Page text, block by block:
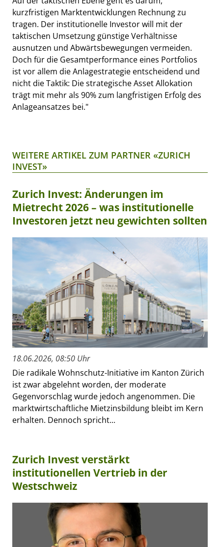
kurzfristigen Marktentwicklungen Rechnung zu
tragen. Der institutionelle Investor will mit der
taktischen Umsetzung günstige Verhältnisse
ausnutzen und Abwärtsbewegungen vermeiden.
Doch für die Gesamtperformance eines Portfolios
ist vor allem die Anlagestrategie entscheidend und
nicht die Taktik: Die strategische Asset Allokation
trägt mit mehr als 90% zum langfristigen Erfolg des
Anlageansatzes bei."
WEITERE ARTIKEL ZUM PARTNER «ZURICH
INVEST»
Zurich Invest: Änderungen im
Mietrecht 2026 – was institutionelle
Investoren jetzt neu gewichten sollten
18.06.2026, 08:50 Uhr
Die radikale Wohnschutz-Initiative im Kanton Zürich
ist zwar abgelehnt worden, der moderate
Gegenvorschlag wurde jedoch angenommen. Die
marktwirtschaftliche Mietzinsbildung bleibt im Kern
erhalten. Dennoch spricht...
Zurich Invest verstärkt
institutionellen Vertrieb in der
Westschweiz